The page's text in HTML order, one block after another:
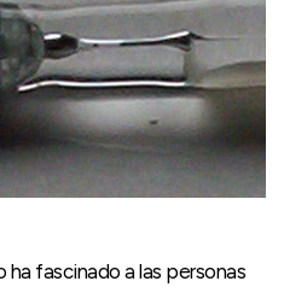
fascinado a las personas